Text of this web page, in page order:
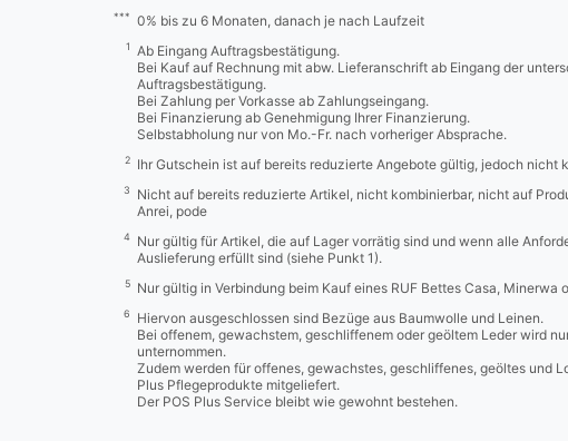
*** 0% bis zu 6 Monaten, danach je nach Laufzeit
1
Ab Eingang Auftragsbestätigung.
Bei Kauf auf Rechnung mit abw. Lieferanschrift ab Eingang der
Auftragsbestätigung.
Bei Zahlung per Vorkasse ab Zahlungseingang.
Bei Finanzierung ab Genehmigung Ihrer Finanzierung.
Selbstabholung nur von Mo.-Fr. nach vorheriger Absprache.
2 Ihr Gutschein ist auf bereits reduzierte Angebote gültig, jedoch nicht
3
Nicht auf bereits reduzierte Artikel, nicht kombinierbar, nicht auf
Anrei, pode
4
Nur gültig für Artikel, die auf Lager vorrätig sind und wenn alle
Auslieferung erfüllt sind (siehe Punkt 1).
5 Nur gültig in Verbindung beim Kauf eines RUF Bettes Casa, Minerwa
6
Hiervon ausgeschlossen sind Bezüge aus Baumwolle und Leinen.
Bei offenem, gewachstem, geschliffenem oder geöltem Leder wird
unternommen.
Zudem werden für offenes, gewachstes, geschliffenes, geöltes und
Plus Pflegeprodukte mitgeliefert.
Der POS Plus Service bleibt wie gewohnt bestehen.